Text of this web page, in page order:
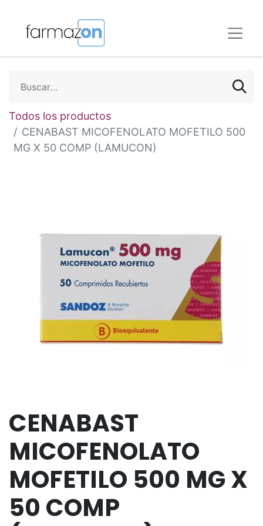
Todos los productos
CENABAST MICOFENOLATO MOFETILO 500
MG X 50 COMP (LAMUCON)
CENABAST
MICOFENOLATO
MOFETILO 500 MG X
50 COMP